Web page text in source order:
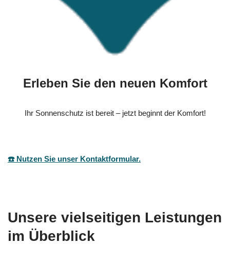
Erleben Sie den neuen Komfort
Ihr Sonnenschutz ist bereit – jetzt beginnt der Komfort!
☎️ Nutzen Sie unser Kontaktformular.
Unsere vielseitigen Leistungen
im Überblick